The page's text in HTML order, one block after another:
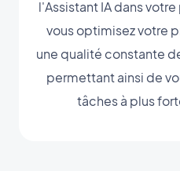
l'Assistant IA dans
vous optimisez votre
une qualité constante
permettant ainsi de
tâches à plus